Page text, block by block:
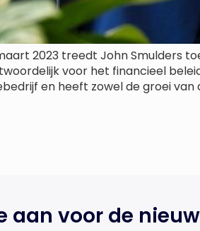
2023 treedt John Smulders
voor het financieel
en heeft zowel de groei van
aan voor de